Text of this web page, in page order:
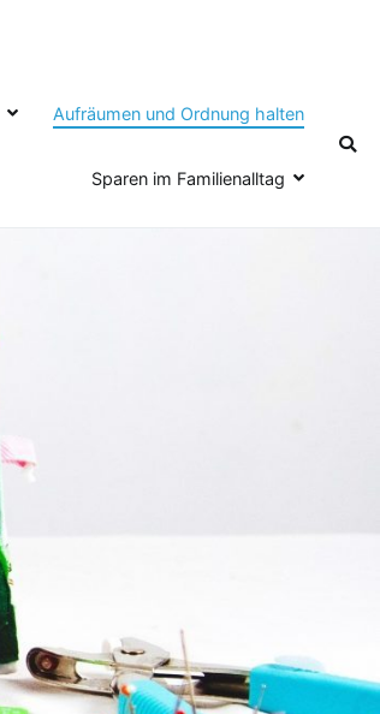
Aufräumen und Ordnung halten
Sparen im Familienalltag